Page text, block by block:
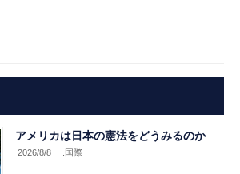
アメリカは日本の憲法をどうみるのか
2026/8/8 .国際